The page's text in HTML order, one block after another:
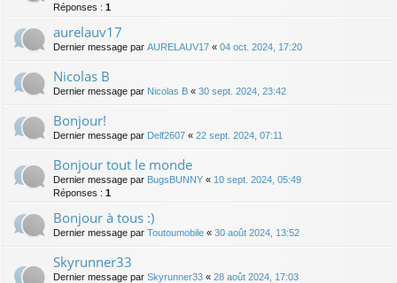
Réponses : 1
aurelauv17
Dernier message par AURELAUV17 « 04 oct. 2024, 17:20
Nicolas B
Dernier message par Nicolas B « 30 sept. 2024, 23:42
Bonjour!
Dernier message par Delf2607 « 22 sept. 2024, 07:11
Bonjour tout le monde
Dernier message par BugsBUNNY « 10 sept. 2024, 05:49
Réponses : 1
Bonjour à tous :)
Dernier message par Toutoumobile « 30 août 2024, 13:52
Skyrunner33
Dernier message par Skyrunner33 « 28 août 2024, 17:03